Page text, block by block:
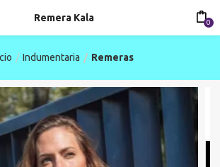
Remera Kala 0
Indumentaria Remeras
-31%